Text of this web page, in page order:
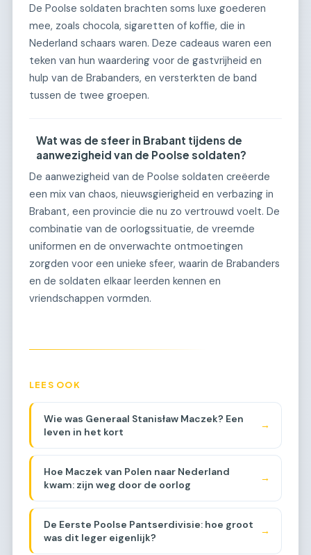
De Poolse soldaten brachten soms luxe goederen
mee, zoals chocola, sigaretten of koffie, die in
Nederland schaars waren. Deze cadeaus waren een
teken van hun waardering voor de gastvrijheid en
hulp van de Brabanders, en versterkten de band
tussen de twee groepen.
Wat was de sfeer in Brabant tijdens de
aanwezigheid van de Poolse soldaten?
De aanwezigheid van de Poolse soldaten creëerde
een mix van chaos, nieuwsgierigheid en verbazing in
Brabant, een provincie die nu zo vertrouwd voelt. De
combinatie van de oorlogssituatie, de vreemde
uniformen en de onverwachte ontmoetingen
zorgden voor een unieke sfeer, waarin de Brabanders
en de soldaten elkaar leerden kennen en
vriendschappen vormden.
LEES OOK
Wie was Generaal Stanisław Maczek? Een
leven in het kort
→
Hoe Maczek van Polen naar Nederland
kwam: zijn weg door de oorlog
→
De Eerste Poolse Pantserdivisie: hoe groot
was dit leger eigenlijk?
→